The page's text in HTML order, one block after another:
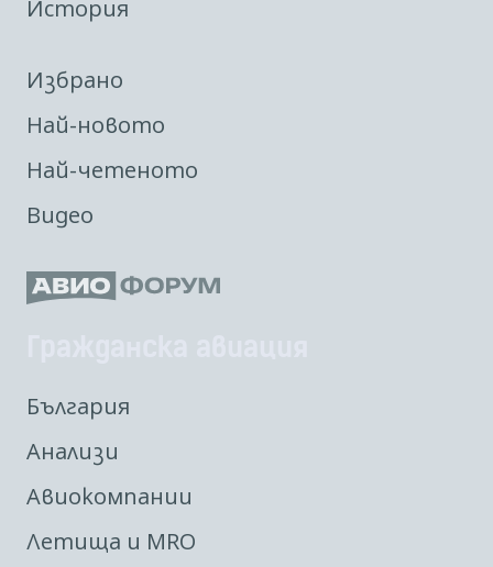
История
Избрано
Най-новото
Най-четеното
Видео
България
Анализи
Авиокомпании
Летища и MRO